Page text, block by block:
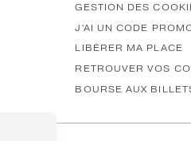
GESTION DES
J'AI UN CODE
LIBÉRER MA PLACE
RETROUVER VOS
BOURSE AUX